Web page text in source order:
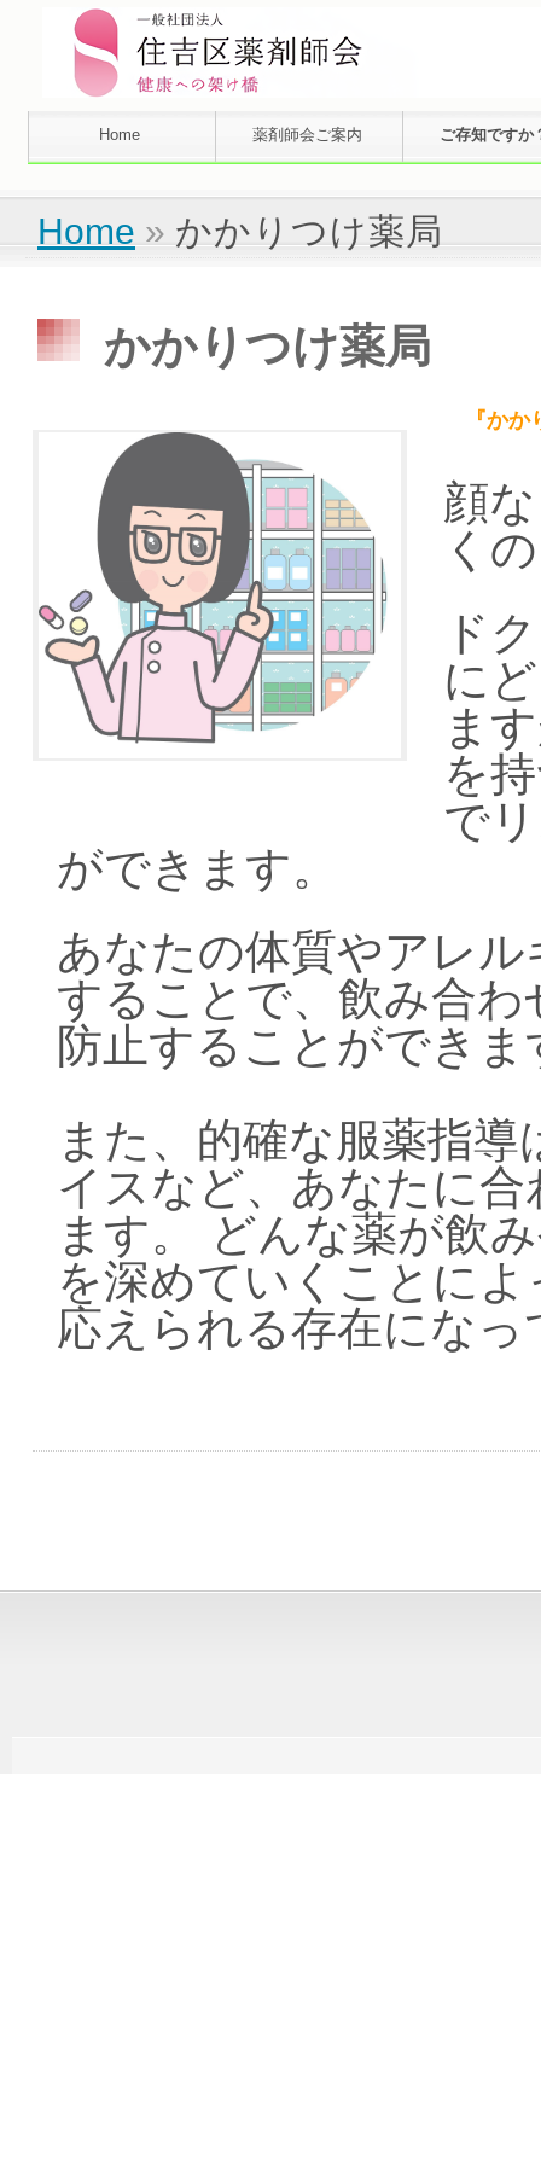
Home 薬剤師会ご案内 ご存知ですか
Home » かかりつけ薬局
かかりつけ薬局
『か
顔
く
ド
に
ま
を
で
ができます。
あなたの体質やアレ
することで、飲み合
防止することができま
また、的確な服薬指
イスなど、あなたに
ます。
どんな薬が飲
を深めていくことに
応えられる存在にな